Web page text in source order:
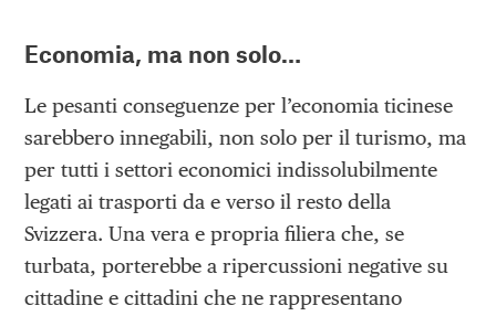
Economia, ma non solo…
Le pesanti conseguenze per l’economia ticinese
sarebbero innegabili, non solo per il turismo, ma
per tutti i settori economici indissolubilmente
legati ai trasporti da e verso il resto della
Svizzera. Una vera e propria filiera che, se
turbata, porterebbe a ripercussioni negative su
cittadine e cittadini che ne rappresentano